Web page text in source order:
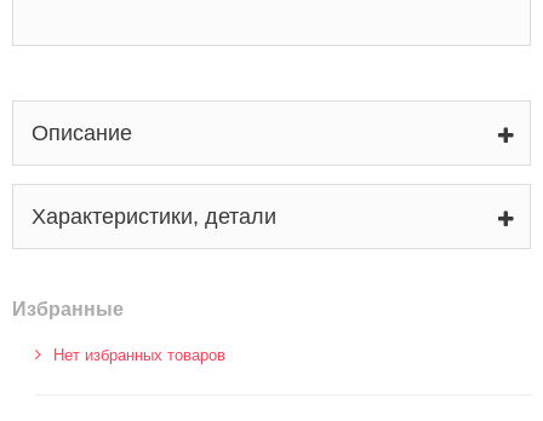
Описание
Характеристики, детали
Избранные
Нет избранных товаров